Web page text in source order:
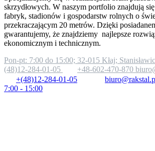
skrzydłowych. W naszym portfolio znajdują
fabryk, stadionów i gospodarstw rolnych o
przekraczającym 20 metrów. Dzięki
gwarantujemy, że znajdziemy najlepsze
ekonomicznym i technicznym.
Pon-pt: 7:00 do 15:00; 32-015 Kłaj;
(48)12-284-01-05
+48-602-470-870
+(48)12-284-01-05
7:00 - 15:00